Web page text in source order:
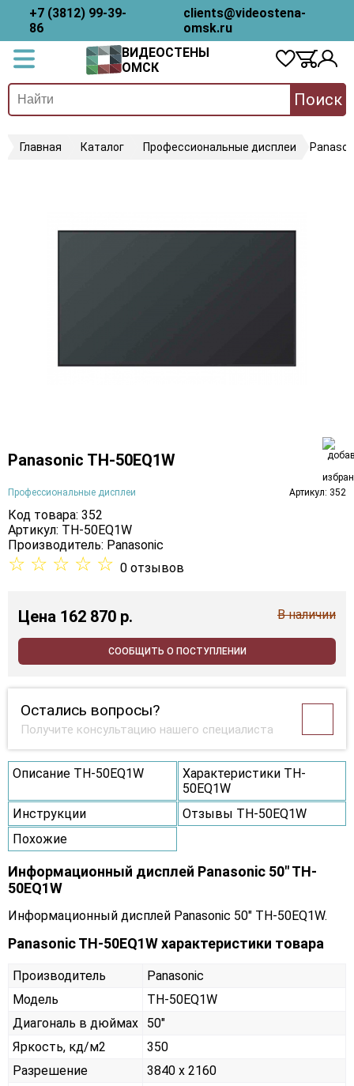
+7 (3812) 99-39-
86
clients@videostena-
omsk.ru
ВИДЕОСТЕНЫ
ОМСК
Поиск
Главная Каталог Профессиональные дисплеи
Panasonic TH-50EQ1W
Профессиональные дисплеи Артикул: 352
Код товара: 352
Артикул: TH-50EQ1W
Производитель: Panasonic
☆ ☆ ☆ ☆ ☆ 0 отзывов
Цена 162 870 p. В наличии
СООБЩИТЬ О ПОСТУПЛЕНИИ
Остались вопросы?
Получите консультацию нашего специалиста
Описание TH-50EQ1W
Характеристики TH-
50EQ1W
Инструкции
Отзывы TH-50EQ1W
Похожие
Информационный дисплей Panasonic 50" TH-
50EQ1W
Информационный дисплей Panasonic 50" TH-50EQ1W.
Panasonic TH-50EQ1W характеристики товара
Производитель
Panasonic
Модель
TH-50EQ1W
Диагональ в дюймах
50"
Яркость, кд/м2
350
Разрешение
3840 x 2160